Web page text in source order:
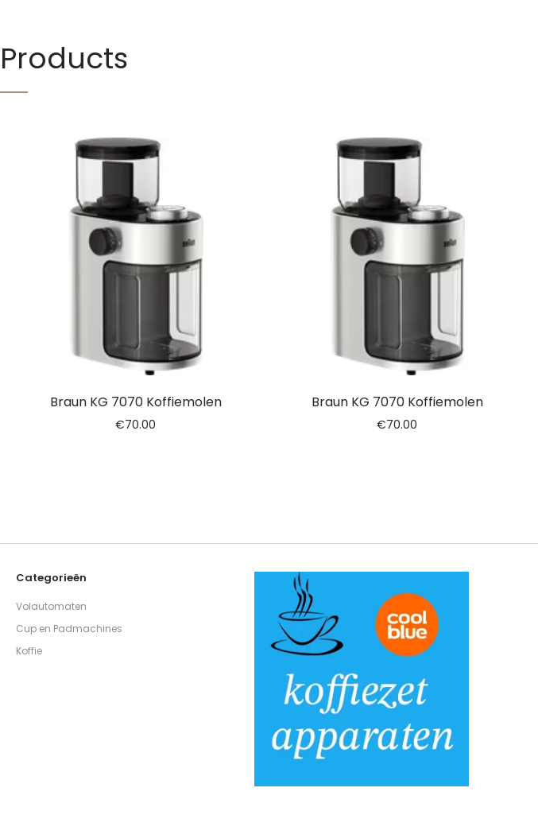
Braun KG 7070 Koffiemolen
€70.00
Braun KG 7070 Koffiemolen
€70.00
Categorieën
Volautomaten
Cup en Padmachines
Koffie